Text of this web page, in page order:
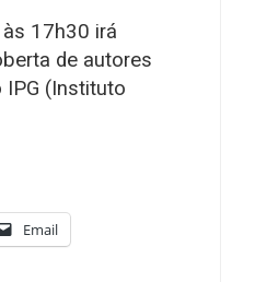
17h30 irá
de autores
IPG (Instituto
Email